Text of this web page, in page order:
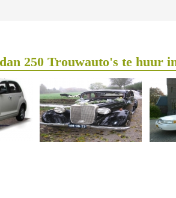
250 Trouwauto's te huur